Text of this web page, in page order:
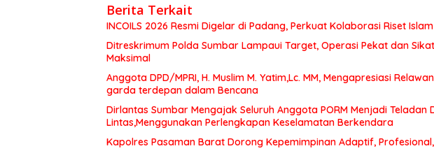
Berita Terkait
INCOILS 2026 Resmi Digelar di Padang, Perkuat Kolaborasi Riset
Ditreskrimum Polda Sumbar Lampaui Target, Operasi Pekat dan
Maksimal
Anggota DPD/MPRI, H. Muslim M. Yatim,Lc. MM, Mengapresiasi
garda terdepan dalam Bencana
Dirlantas Sumbar Mengajak Seluruh Anggota PORM Menjadi Teladan
Lintas,Menggunakan Perlengkapan Keselamatan Berkendara
Kapolres Pasaman Barat Dorong Kepemimpinan Adaptif,